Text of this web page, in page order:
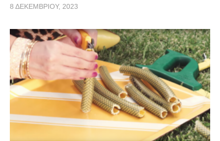
8 ΔΕΚΕΜΒΡΊΟΥ, 2023